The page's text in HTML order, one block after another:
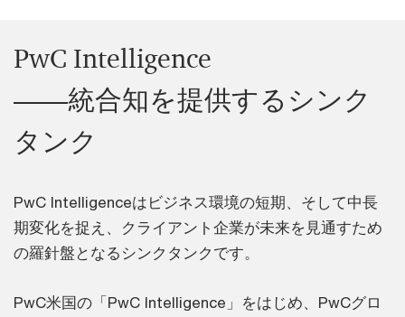
PwC Intelligence
――統合知を提供するシンク
タンク
PwC Intelligenceはビジネス環境の短期、そして中長
期変化を捉え、クライアント企業が未来を見通すため
の羅針盤となるシンクタンクです。
PwC米国の「PwC Intelligence」をはじめ、PwCグロ